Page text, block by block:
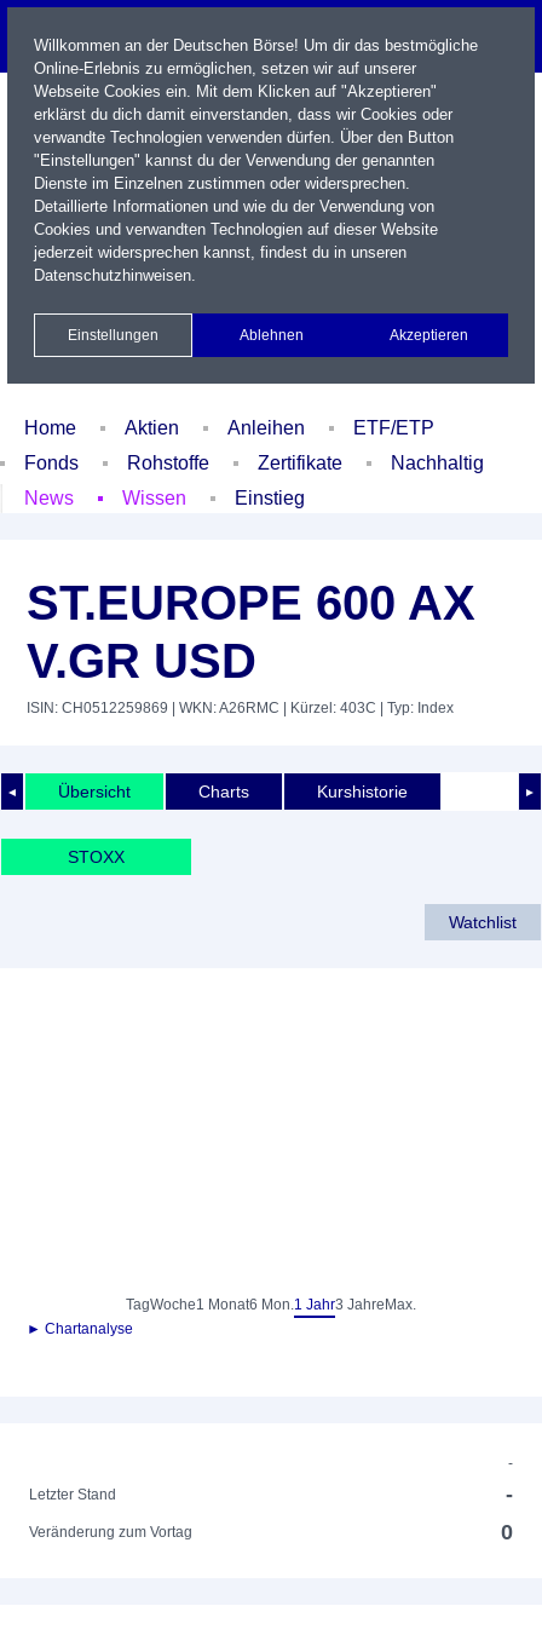
Name / WKN / ISIN / Kürzel
Xetra Realtime
Watchlist Portfolio Login
Home Aktien Anleihen
ETF/ETP
Fonds
Rohstoffe Zertifikate
Nachhaltig
News
Wissen Einstieg
ST.EUROPE 600 AX
V.GR USD
ISIN: CH0512259869 | WKN: A26RMC | Kürzel: 403C | Typ: Index
◄ ►
Übersicht Charts Kurshistorie
STOXX
Watchlist
TagWoche1 Monat6 Mon.1 Jahr3 Jahre Max.
► Chartanalyse
-
Letzter Stand
-
Veränderung zum Vortag 0
Willkommen an der Deutschen Börse! Um dir das bestmögliche
Online-Erlebnis zu ermöglichen, setzen wir auf unserer
Webseite Cookies ein. Mit dem Klicken auf "Akzeptieren"
erklärst du dich damit einverstanden, dass wir Cookies oder
verwandte Technologien verwenden dürfen. Über den Button
"Einstellungen" kannst du der Verwendung der genannten
Dienste im Einzelnen zustimmen oder widersprechen.
Detaillierte Informationen und wie du der Verwendung von
Cookies und verwandten Technologien auf dieser Website
jederzeit widersprechen kannst, findest du in unseren
Datenschutzhinweisen.
Einstellungen Ablehnen Akzeptieren